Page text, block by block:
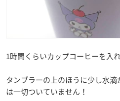
1時間くらいカップコーヒーを入
タンブラーの上のほうに少し水
は一切ついていません！